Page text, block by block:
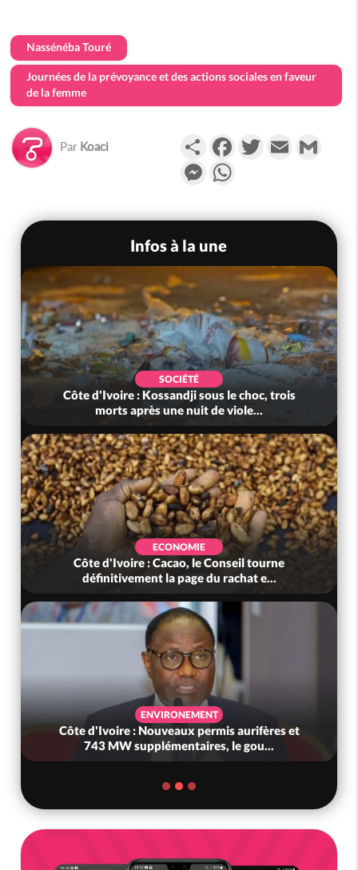
Nassénéba Touré
Journées de la prévoyance et des actions sociales en faveur
de la femme
Par Koaci PartagerFacebookTwitterEmail
Messenger
Infos à la une
SOCIÉTÉ
Côte d'Ivoire : Kossandji sous le choc, trois
morts après une nuit de viole...
ECONOMIE
Côte d'Ivoire : Cacao, le Conseil tourne
définitivement la page du rachat e...
ENVIRONEMENT
Côte d'Ivoire : Nouveaux permis aurifères et
743 MW supplémentaires, le gou...